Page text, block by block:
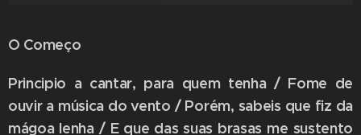
O Começo
Principio a cantar, para quem tenha / Fome de
ouvir a música do vento / Porém, sabeis que fiz da
mágoa lenha / E que das suas brasas me sustento